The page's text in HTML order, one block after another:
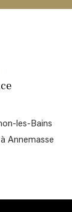
les-Bains
Annemasse